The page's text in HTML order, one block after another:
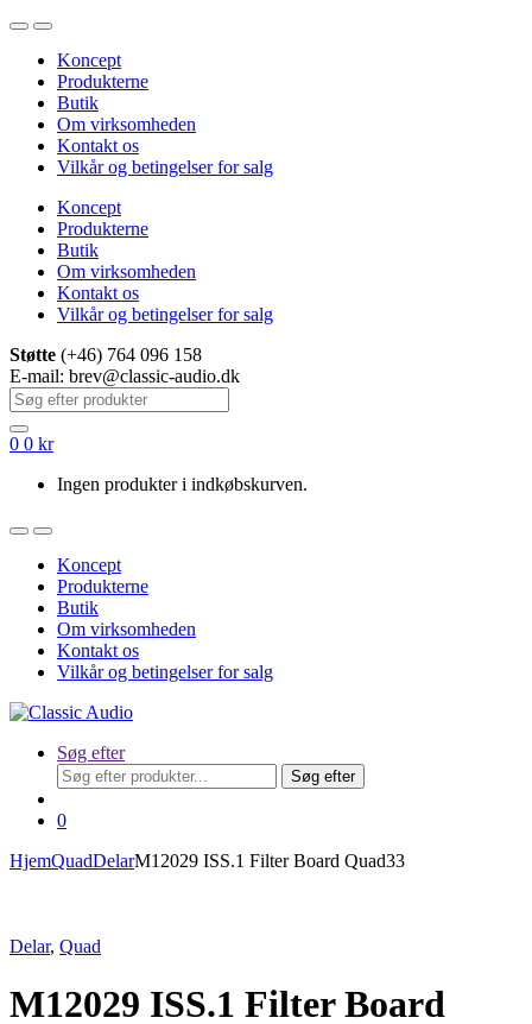
Spring
navigation
Spring
indholdKoncept
Produkterne
Butik
Om virksomheden
Kontakt os
Vilkår og betingelser for salg
Koncept
Produkterne
Butik
Om virksomheden
Kontakt os
Vilkår og betingelser for salg
Støtte (+46) 764 096 158
E-mail: brev@classic-audio.dk
Søg
efter:
0 0 kr
Ingen produkter i indkøbskurven.
Koncept
Produkterne
Butik
Om virksomheden
Kontakt os
Vilkår og betingelser for salg
Søg efter
Søg
efter:
Søg efter
0
HjemQuadDelarM12029 ISS.1 Filter Board Quad33
Delar, Quad
M12029 ISS.1 Filter Board